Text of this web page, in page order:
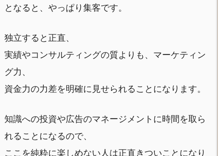
となると、やっぱり集客です。
独立すると正直、
実績やコンサルティングの質よりも、マーケティン
グ力、
資金力の力差を明確に見せられることになります。
知識への投資や広告のマネージメントに時間を取ら
れることになるので、
ここを純粋に楽しめない人は正直きついことになり